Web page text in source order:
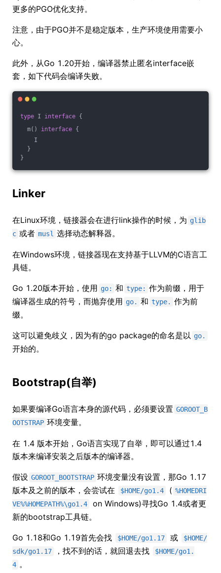
更多的PGO优化支持。
注意，由于PGO并不是稳定版本，生产环境使用需要小
心。
此外，从Go 1.20开始，编译器禁止匿名interface嵌
套，如下代码会编译失败。
type I interface {
m() interface {
I
}
}
Linker
在Linux环境，链接器会在进行link操作的时候，为 glib
c 或者 musl 选择动态解释器。
在Windows环境，链接器现在支持基于LLVM的C语言工
具链。
Go 1.20版本开始，使用 go: 和 type: 作为前缀，用于
编译器生成的符号，而抛弃使用 go. 和 type. 作为前
缀。
这可以避免歧义，因为有的go package的命名是以 go.
开始的。
Bootstrap(自举)
如果要编译Go语言本身的源代码，必须要设置 GOROOT_B
OOTSTRAP 环境变量。
在 1.4 版本开始，Go语言实现了自举，即可以通过1.4
版本来编译安装之后版本的编译器。
假设 GOROOT_BOOTSTRAP 环境变量没有设置，那Go 1.17
版本及之前的版本，会尝试在
$HOME/go1.4 ( %HOMEDRI
VE%%HOMEPATH%\go1.4
on Windows)寻找Go 1.4或者更
新的bootstrap工具链。
Go 1.18和Go 1.19首先会找 $HOME/go1.17 或
$HOME/
sdk/go1.17
，找不到的话，就回退去找
$HOME/go1.
4 。